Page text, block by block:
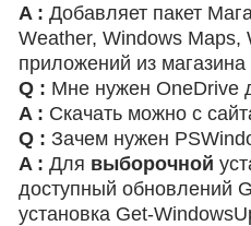
A : Добавляет пакет
Weather, Windows Maps,
приложений из магазина
Q : Мне нужен OneDrive
A : Скачать можно с
Q : Зачем нужен
A : Для выборочной
доступный обновлений
установка Get-